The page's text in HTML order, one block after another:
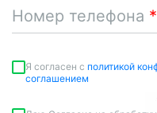
Номер телефона
Я согласен c политикой
соглашением